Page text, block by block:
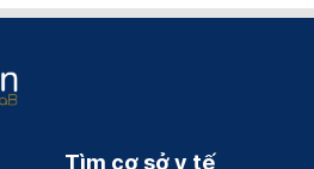
Tìm cơ sở y tế